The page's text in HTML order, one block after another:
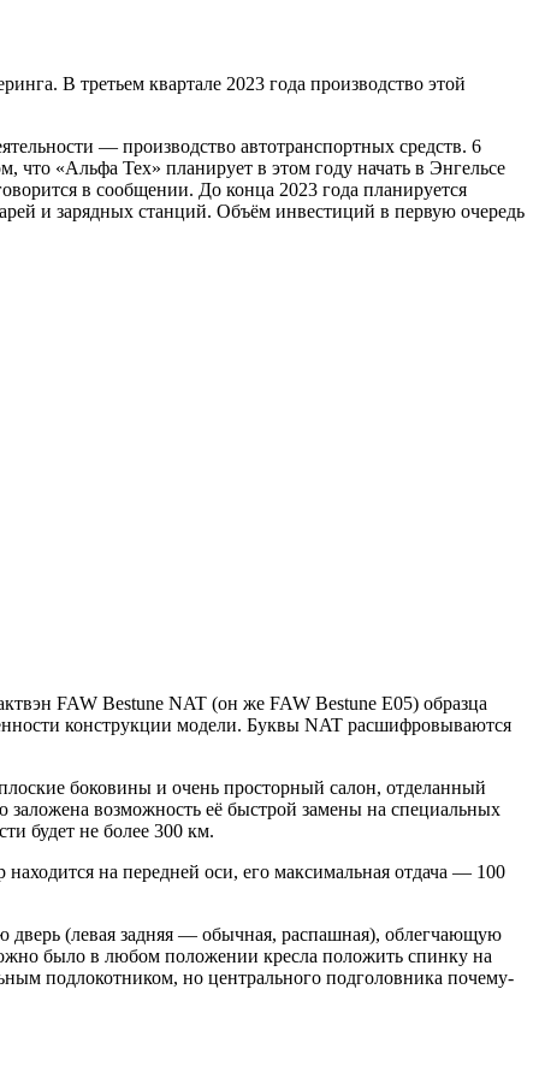
В третьем квартале 2023 года производство этой
— производство автотранспортных средств. 6
что «Альфа Тех» планирует в этом году начать в Энгельсе
в сообщении. До конца 2023 года планируется
и зарядных станций. Объём инвестиций в первую очередь
FAW Bestune NAT (он же FAW Bestune E05) образца
конструкции модели. Буквы NAT расшифровываются
боковины и очень просторный салон, отделанный
возможность её быстрой замены на специальных
будет не более 300 км.
на передней оси, его максимальная отдача — 100
(левая задняя — обычная, распашная), облегчающую
было в любом положении кресла положить спинку на
подлокотником, но центрального подголовника почему-